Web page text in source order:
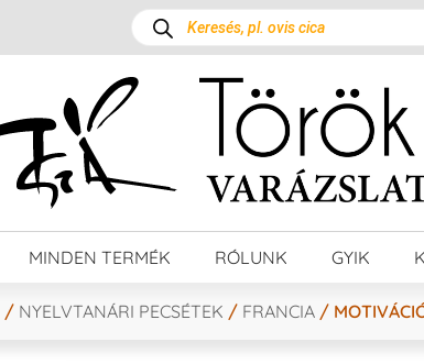
MINDEN TERMÉK RÓLUNK GYIK
/ NYELVTANÁRI PECSÉTEK / FRANCIA /